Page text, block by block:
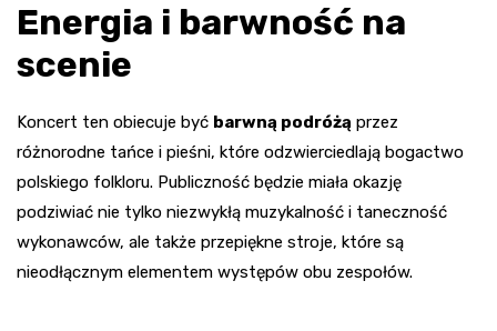
Energia i barwność na
scenie
Koncert ten obiecuje być barwną podróżą przez
różnorodne tańce i pieśni, które odzwierciedlają bogactwo
polskiego folkloru. Publiczność będzie miała okazję
podziwiać nie tylko niezwykłą muzykalność i taneczność
wykonawców, ale także przepiękne stroje, które są
nieodłącznym elementem występów obu zespołów.